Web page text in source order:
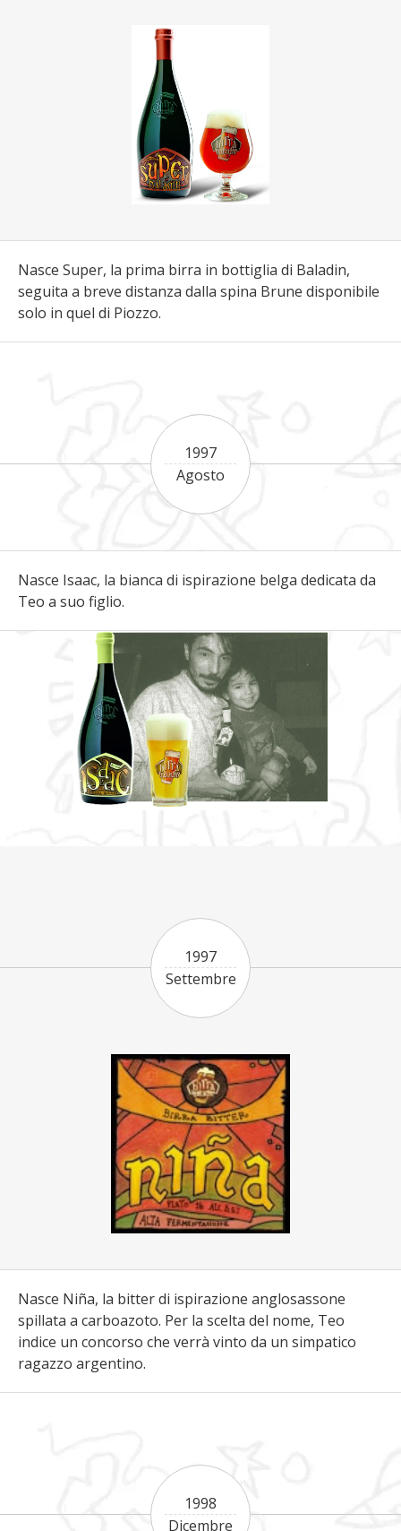
Nasce Super, la prima birra in bottiglia di Baladin,
seguita a breve distanza dalla spina Brune disponibile
solo in quel di Piozzo.
1997
Agosto
Nasce Isaac, la bianca di ispirazione belga dedicata da
Teo a suo figlio.
Nasce Niña, la bitter di ispirazione anglosassone
spillata a carboazoto. Per la scelta del nome, Teo
indice un concorso che verrà vinto da un simpatico
ragazzo argentino.
1997
Settembre
1998
Dicembre